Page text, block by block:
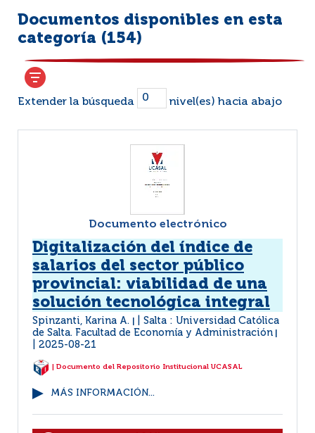
Documentos disponibles en esta
categoría (154)
Extender la búsqueda nivel(es) hacia abajo
Documento electrónico
Digitalización del índice de
salarios del sector público
provincial: viabilidad de una
solución tecnológica integral
Spinzanti, Karina A.
Salta : Universidad Católica
de Salta. Facultad de Economía y Administración
2025-08-21
| Documento del Repositorio Institucional UCASAL
MÁS INFORMACIÓN...